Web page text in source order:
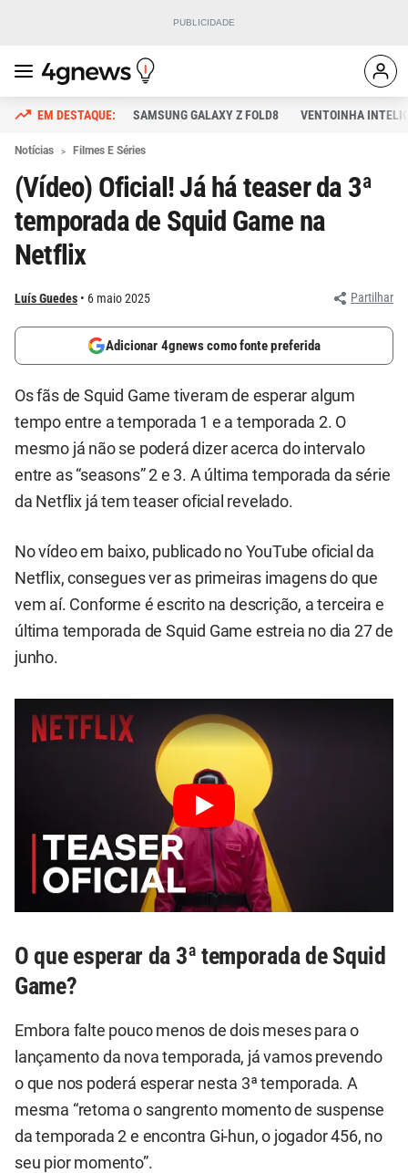
SAMSUNG GALAXY Z FOLD8 VENTOINHA
Notícias Filmes E Séries
(Vídeo) Oficial! Já há teaser da 3ª
temporada de Squid Game na
Netflix
Luís Guedes 6 maio 2025 Partilhar
Adicionar 4gnews como fonte preferida
Os fãs de Squid Game tiveram de esperar algum
tempo entre a temporada 1 e a temporada 2. O
mesmo já não se poderá dizer acerca do intervalo
entre as “seasons” 2 e 3. A última temporada da série
da Netflix já tem teaser oficial revelado.
No vídeo em baixo, publicado no YouTube oficial da
Netflix, consegues ver as primeiras imagens do que
vem aí. Conforme é escrito na descrição, a terceira e
última temporada de Squid Game estreia no dia 27 de
junho.
O que esperar da 3ª temporada de Squid
Game?
Embora falte pouco menos de dois meses para o
lançamento da nova temporada, já vamos prevendo
o que nos poderá esperar nesta 3ª temporada. A
mesma “retoma o sangrento momento de suspense
da temporada 2 e encontra Gi-hun, o jogador 456, no
seu pior momento”.